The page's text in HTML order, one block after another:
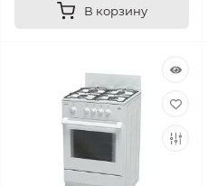
В корзину